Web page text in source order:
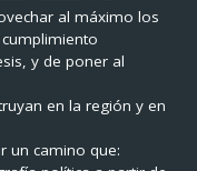
al máximo los
y de poner al
en la región y en
un camino que: